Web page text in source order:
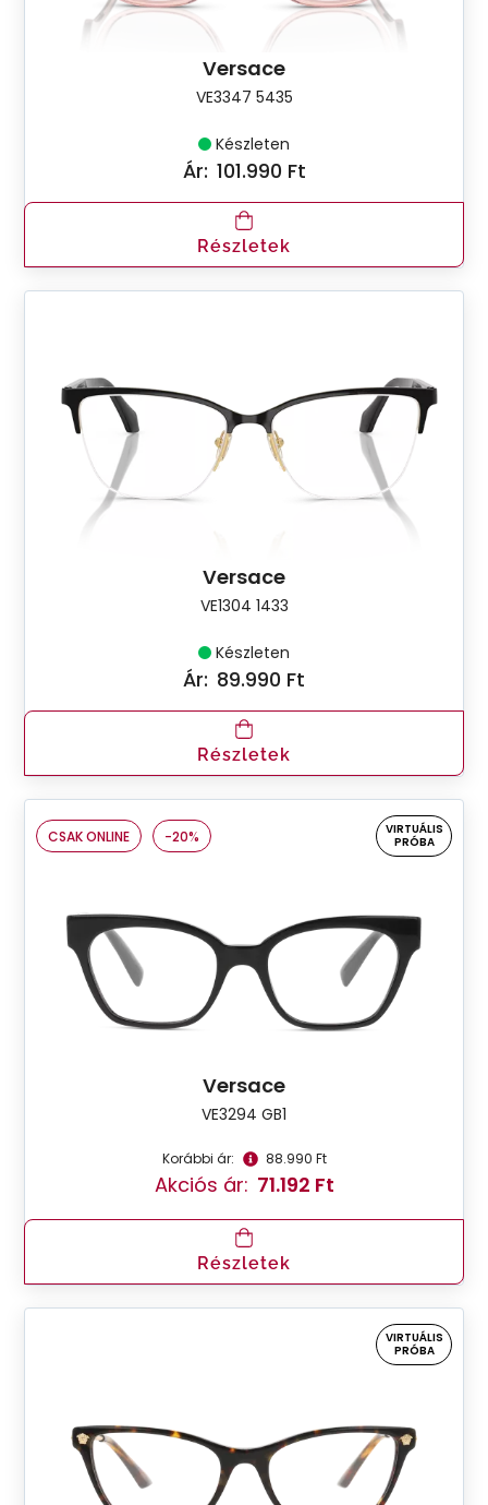
Versace
VE3347 5435
Készleten
Ár: 101.990 Ft
Részletek
Versace
VE1304 1433
Készleten
Ár: 89.990 Ft
Részletek
CSAK ONLINE -20%
VIRTUÁLIS
PRÓBA
Versace
VE3294 GB1
Korábbi ár: 88.990 Ft
Akciós ár: 71.192 Ft
Részletek
VIRTUÁLIS
PRÓBA